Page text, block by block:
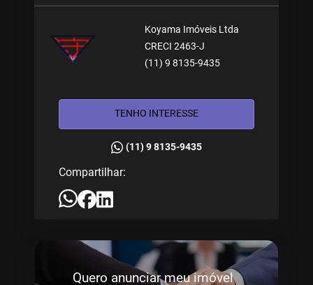
Koyama Imóveis Ltda
CRECI 2463-J
(11) 9 8135-9435
TENHO INTERESSE
(11) 9 8135-9435
Compartilhar:
Quero anunciar meu imóvel